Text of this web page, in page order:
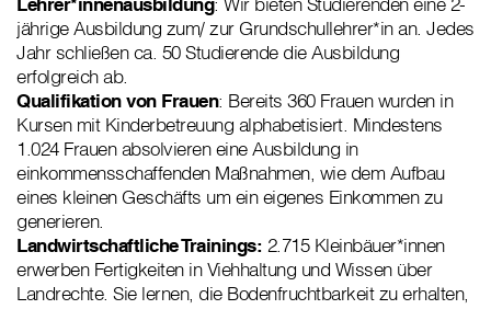
jährige Ausbildung zum/ zur Grundschullehrer*in an. Jedes
Jahr schließen ca. 50 Studierende die Ausbildung
erfolgreich ab.
Qualifikation von Frauen: Bereits 360 Frauen wurden in
Kursen mit Kinderbetreuung alphabetisiert. Mindestens
1.024 Frauen absolvieren eine Ausbildung in
einkommensschaffenden Maßnahmen, wie dem Aufbau
eines kleinen Geschäfts um ein eigenes Einkommen zu
generieren.
Landwirtschaftliche Trainings: 2.715 Kleinbäuer*innen
erwerben Fertigkeiten in Viehhaltung und Wissen über
Landrechte. Sie lernen, die Bodenfruchtbarkeit zu erhalten,